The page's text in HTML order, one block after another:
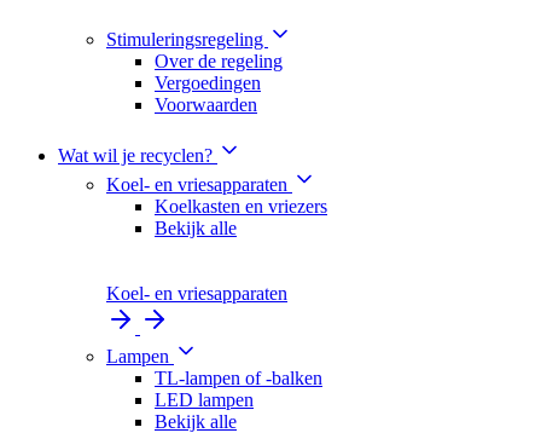
Stimuleringsregeling
Over de regeling
Vergoedingen
Voorwaarden
Wat wil je recyclen?
Koel- en vriesapparaten
Koelkasten en vriezers
Bekijk alle
Koel- en vriesapparaten
Lampen
TL-lampen of -balken
LED lampen
Bekijk alle